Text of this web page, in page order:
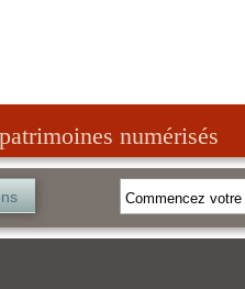
numérisés